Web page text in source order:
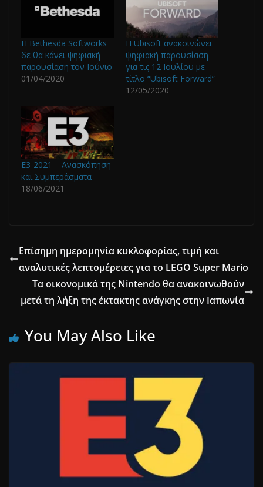
H Bethesda Softworks
δε θα κάνει ψηφιακή
παρουσίαση τον Ιούνιο
01/04/2020
Η Ubisoft ανακοινώνει
ψηφιακή παρουσίαση
για τις 12 Ιουλίου με
τίτλο “Ubisoft Forward”
12/05/2020
E3-2021 – Ανασκόπηση
και Συμπεράσματα
18/06/2021
Επίσημη ημερομηνία κυκλοφορίας, τιμή και
αναλυτικές λεπτομέρειες για το LEGO Super Mario
Τα οικονομικά της Nintendo θα ανακοινωθούν
μετά τη λήξη της έκτακτης ανάγκης στην Ιαπωνία
You May Also Like